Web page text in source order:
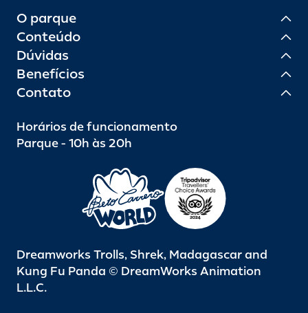
O parque
Conteúdo
Dúvidas
Benefícios
Contato
Horários de funcionamento
Parque - 10h às 20h
Dreamworks Trolls, Shrek, Madagascar and
Kung Fu Panda © DreamWorks Animation
L.L.C.